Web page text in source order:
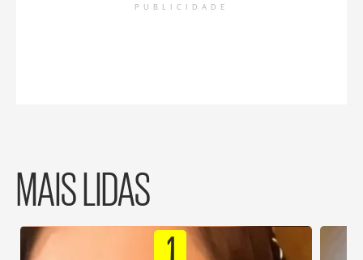
PUBLICIDADE
MAIS LIDAS
1